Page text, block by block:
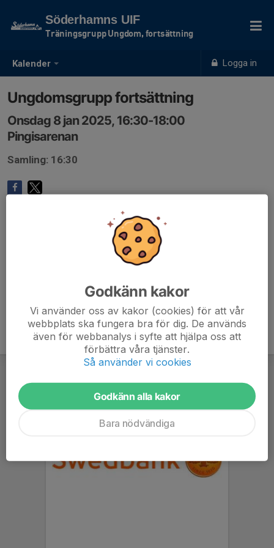
Kalender Logga in
Söderhamns UIF
Träningsgrupp Ungdom, fortsättning
Ungdomsgrupp fortsättning
Onsdag 8 jan 2025, 16:30-18:00
Pingisarenan
Samling: 16:30
Godkänn kakor
Vi använder oss av kakor (cookies) för att vår
webbplats ska fungera bra för dig. De används
även för webbanalys i syfte att hjälpa oss att
förbättra våra tjänster.
Så använder vi cookies
Godkänn alla kakor
Bara nödvändiga